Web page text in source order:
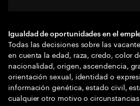
Igualdad de oportunidades en el
Todas las decisiones sobre las
en cuenta la edad, raza, credo, color
nacionalidad, origen, ascendencia,
orientación sexual, identidad o
información genética, estado civil,
cualquier otro motivo o